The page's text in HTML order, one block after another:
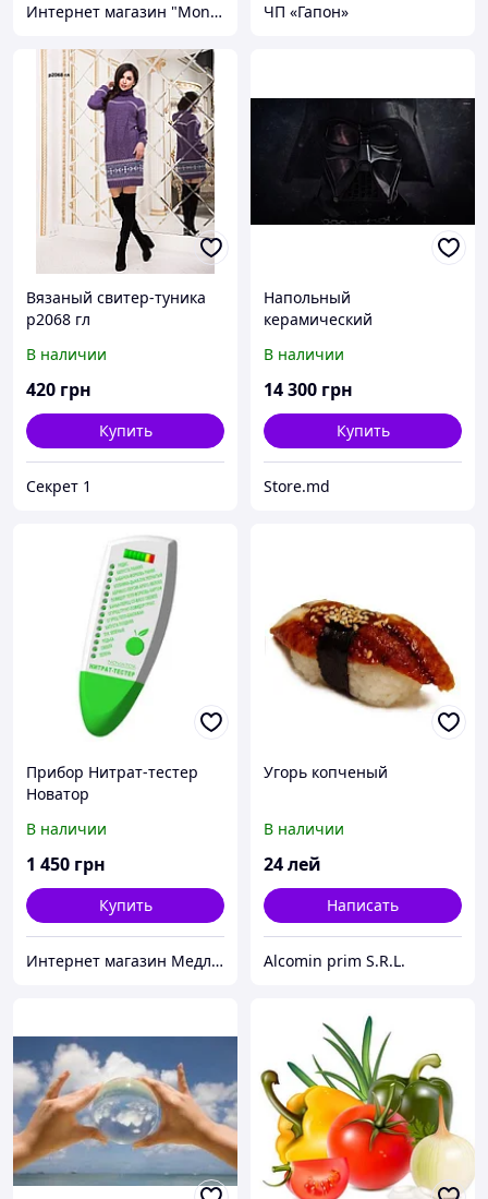
Интернет магазин "Monna4ka" ЧП «Гапон»
Вязаный свитер-туника
р2068 гл
В наличии
420 грн
Купить
Секрет 1
Напольный
керамический
ПКП800 (бежевый)
В наличии
14 300 грн
Купить
Store.md
Прибор Нитрат-тестер
Новатор
В наличии
1 450 грн
Купить
Интернет магазин Медлайф
Угорь копченый
В наличии
24лей
Написать
Alcomin prim S.R.L.